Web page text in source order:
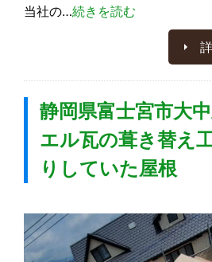
当社の…続きを読む
静岡県富士宮市大
エル瓦の葺き替え
りしていた屋根